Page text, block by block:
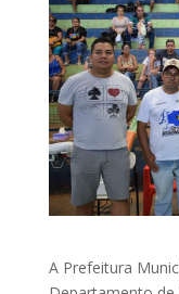
A Prefeitura